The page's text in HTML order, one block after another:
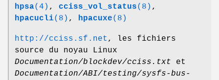
hpsa(4) , cciss_vol_status(8) ,
hpacucli(8) , hpacuxe(8)
http://cciss.sf.net , les fichiers
source du noyau Linux
Documentation/blockdev/cciss.txt et
Documentation/ABI/testing/sysfs-bus-